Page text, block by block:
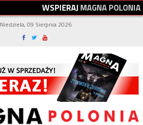
WSPIERAJMAGNAPOLONIA
Niedziela, 09 Sierpnia 2026